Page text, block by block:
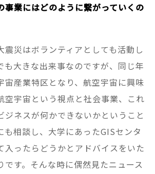
事業にはどのように繋がっていくの
震災はボランティアとしても活動し
も大きな出来事なのですが、同じ年
宙産業特区となり、航空宇宙に興味
空宇宙という視点と社会事業、これ
ジネスが何かできないかということ
も相談し、大学にあったGISセンタ
入ったらどうかとアドバイスをいた
です。そんな時に偶然見たニュース